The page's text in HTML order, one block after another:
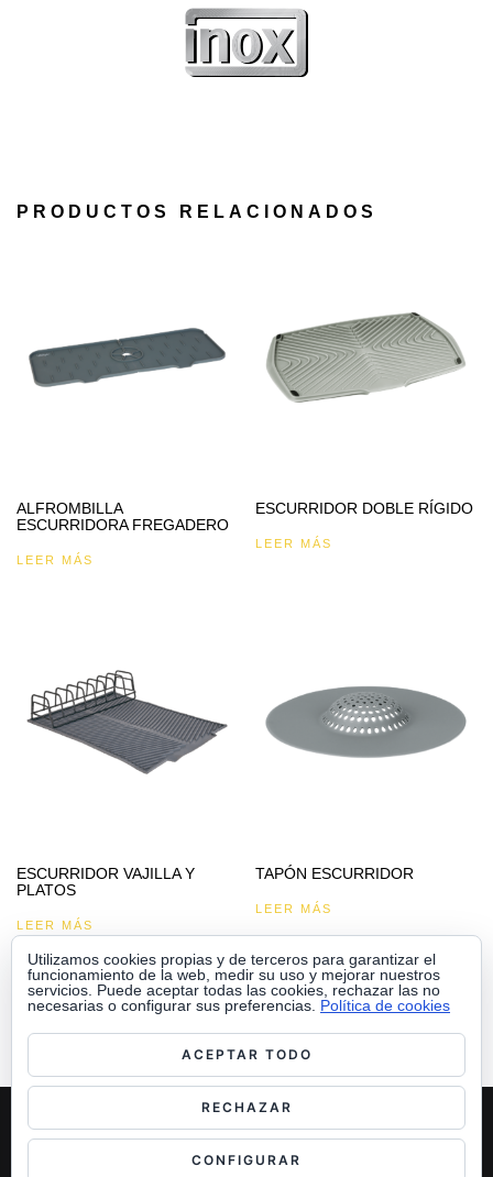
PRODUCTOS RELACIONADOS
ALFROMBILLA
ESCURRIDORA FREGADERO
LEER MÁS
ESCURRIDOR DOBLE RÍGIDO
LEER MÁS
ESCURRIDOR VAJILLA Y
PLATOS
LEER MÁS
TAPÓN ESCURRIDOR
LEER MÁS
PENINSULA 2000 S.A.
TEL: 945 891 733 / FAX: 945 891 766
Utilizamos cookies propias y de terceros para garantizar el
funcionamiento de la web, medir su uso y mejorar nuestros
servicios. Puede aceptar todas las cookies, rechazar las no
necesarias o configurar sus preferencias. Política de cookies
ACEPTAR TODO
RECHAZAR
CONFIGURAR